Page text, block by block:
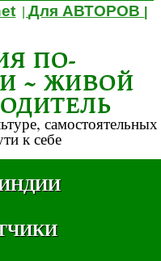
|Для АВТОРОВ
ПО-
~ ЖИВОЙ
самостоятельных
к себе